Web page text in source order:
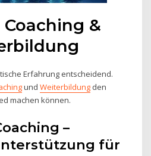
&
Erfahrung entscheidend.
undWeiterbildung den
machen können.
–
für